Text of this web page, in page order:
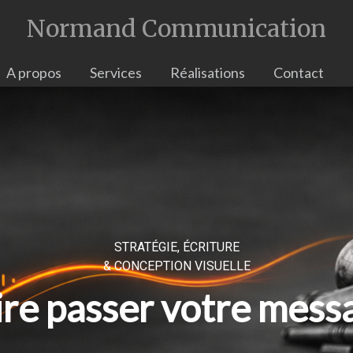
Normand Communication
A propos Services Réalisations Contact
STRATÉGIE, ÉCRITURE
& CONCEPTION VISUELLE
passer votre